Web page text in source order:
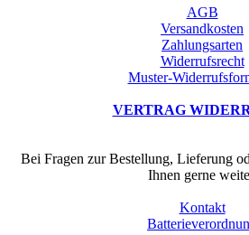
AGB
Versandkosten
Zahlungsarten
Widerrufsrecht
Muster-
VERTRAG
Bei Fragen zur Bestellung, Lieferung
Ihnen gerne
Kontakt